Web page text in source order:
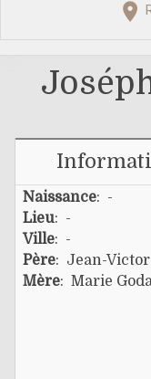
Naissance: -
Lieu: -
Ville: -
Père: Jean-
Mère: Marie